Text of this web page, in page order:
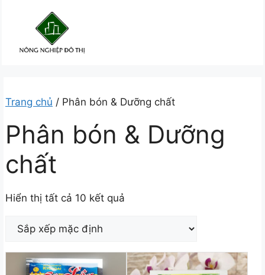
dung
Trang chủ / Phân bón & Dưỡng chất
Phân bón & Dưỡng
chất
Hiển thị tất cả 10 kết quả